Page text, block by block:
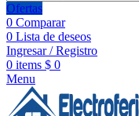
Ofertas
0 Comparar
0 Lista de deseos
Ingresar / Registro
0 items $ 0
Menu